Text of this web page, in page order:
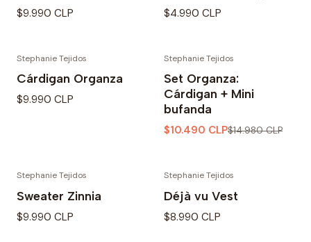
$9.990 CLP $4.990 CLP
Stephanie Tejidos
Cárdigan Organza
$9.990 CLP
Stephanie Tejidos
Set Organza:
Cárdigan + Mini
bufanda
$10.490 CLP$14.980 CLP
Stephanie Tejidos
Sweater Zinnia
$9.990 CLP
Stephanie Tejidos
Déjà vu Vest
$8.990 CLP